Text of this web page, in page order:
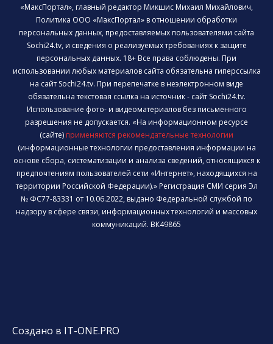
«МаксПортал», главный редактор Микшис Михаил Михайлович,
Политика ООО «МаксПортал» в отношении обработки
персональных данных, предоставляемых пользователями сайта
Sochi24.tv, и сведения о реализуемых требованиях к защите
персональных данных. 18+ Все права соблюдены. При
использовании любых материалов сайта обязательна гиперссылка
на сайт Sochi24.tv. При перепечатке в неэлектронном виде
обязательна текстовая ссылка на источник - сайт Sochi24.tv.
Использование фото- и видеоматериалов без письменного
разрешения не допускается. «На информационном ресурсе
(сайте) применяются рекомендательные технологии
(информационные технологии предоставления информации на
основе сбора, систематизации и анализа сведений, относящихся к
предпочтениям пользователей сети «Интернет», находящихся на
территории Российской Федерации).» Регистрация СМИ серия Эл
№ ФС77-83331 от 10.06.2022, выдано Федеральной службой по
надзору в сфере связи, информационных технологий и массовых
коммуникаций. ВК49865
Создано в IT-ONE.PRO